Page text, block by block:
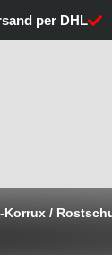
per DHL
Korrux /